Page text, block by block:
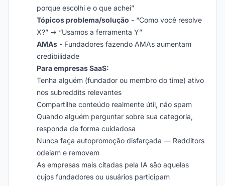
porque escolhi e o que achei”
Tópicos problema/solução - “Como você resolve
X?” → “Usamos a ferramenta Y”
AMAs - Fundadores fazendo AMAs aumentam
credibilidade
Para empresas SaaS:
Tenha alguém (fundador ou membro do time) ativo
nos subreddits relevantes
Compartilhe conteúdo realmente útil, não spam
Quando alguém perguntar sobre sua categoria,
responda de forma cuidadosa
Nunca faça autopromoção disfarçada — Redditors
odeiam e removem
As empresas mais citadas pela IA são aquelas
cujos fundadores ou usuários participam